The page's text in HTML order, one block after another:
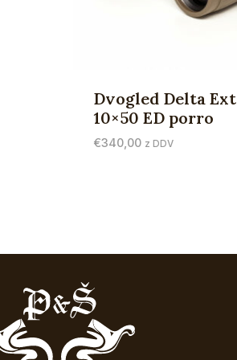
Dvogled Delta
10×50 ED porro
€340,00 z DDV